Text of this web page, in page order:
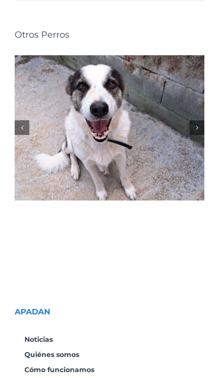
Otros Perros
NALA
APADAN
Noticias
Quiénes somos
Cómo funcionamos